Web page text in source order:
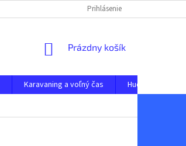
OCHRANA OSOBNÝCH ÚDAJOV
Prihlásenie
NÁKUPNÝ
Prázdny košík
Karavaning a voľný čas
Hudobné